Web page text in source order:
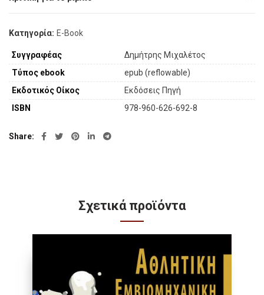
Κατηγορία: E-Book
Συγγραφέας
Δημήτρης Μιχαλέτος
Τύπος ebook
epub (reflowable)
Εκδοτικός Οίκος
Εκδόσεις Πηγή
ISBN
978-960-626-692-8
Share
Σχετικά προϊόντα